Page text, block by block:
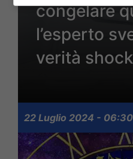
congelare
l’esperto
verità shock
22 Luglio 2024 - 06:30